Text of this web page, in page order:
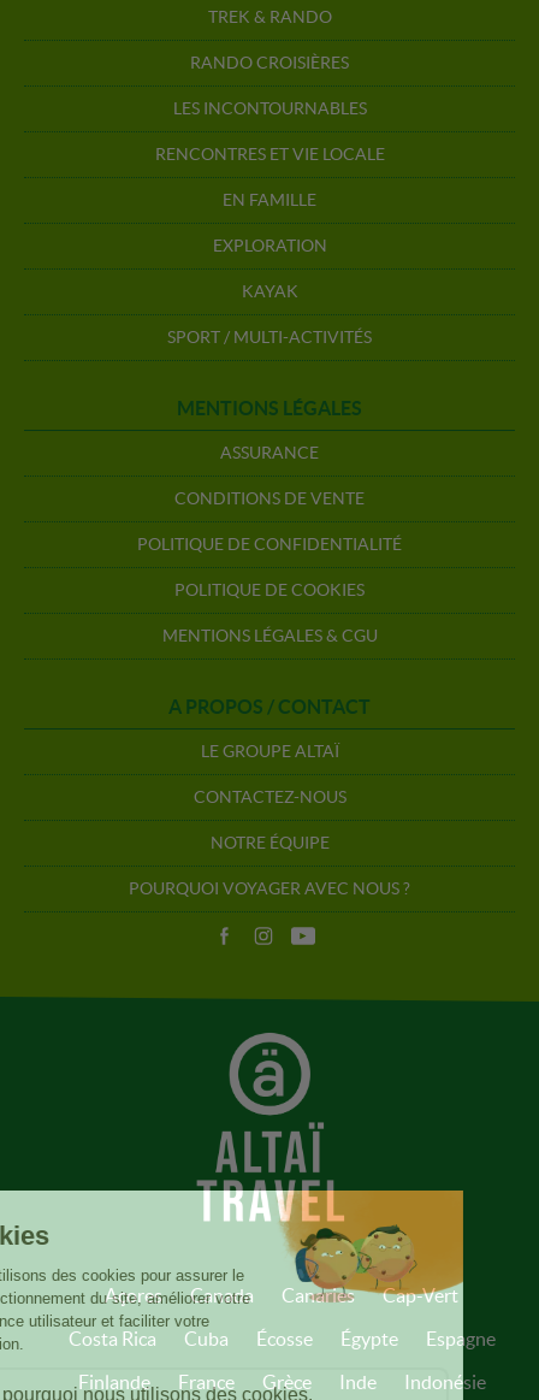
TREK & RANDO
RANDO CROISIÈRES
LES INCONTOURNABLES
RENCONTRES ET VIE LOCALE
EN FAMILLE
EXPLORATION
KAYAK
SPORT / MULTI-ACTIVITÉS
MENTIONS LÉGALES
ASSURANCE
CONDITIONS DE VENTE
POLITIQUE DE CONFIDENTIALITÉ
POLITIQUE DE COOKIES
MENTIONS LÉGALES & CGU
A PROPOS / CONTACT
LE GROUPE ALTAÏ
CONTACTEZ-NOUS
NOTRE ÉQUIPE
POURQUOI VOYAGER AVEC NOUS ?
Açores Canada Canaries
Cap-Vert
Costa Rica
Cuba Écosse Égypte
Espagne
Finlande
France Grèce Inde Indonésie